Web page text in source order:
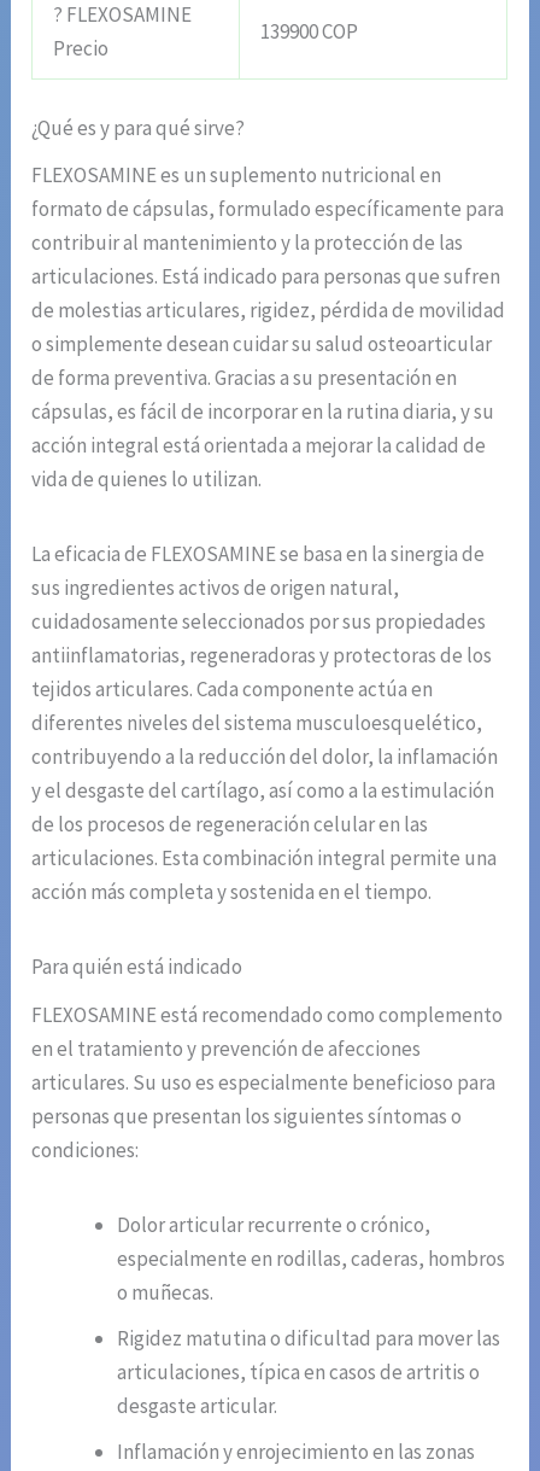
? FLEXOSAMINE
Precio
139900 COP
¿Qué es y para qué sirve?
FLEXOSAMINE es un suplemento nutricional en
formato de cápsulas, formulado específicamente para
contribuir al mantenimiento y la protección de las
articulaciones. Está indicado para personas que sufren
de molestias articulares, rigidez, pérdida de movilidad
o simplemente desean cuidar su salud osteoarticular
de forma preventiva. Gracias a su presentación en
cápsulas, es fácil de incorporar en la rutina diaria, y su
acción integral está orientada a mejorar la calidad de
vida de quienes lo utilizan.
La eficacia de FLEXOSAMINE se basa en la sinergia de
sus ingredientes activos de origen natural,
cuidadosamente seleccionados por sus propiedades
antiinflamatorias, regeneradoras y protectoras de los
tejidos articulares. Cada componente actúa en
diferentes niveles del sistema musculoesquelético,
contribuyendo a la reducción del dolor, la inflamación
y el desgaste del cartílago, así como a la estimulación
de los procesos de regeneración celular en las
articulaciones. Esta combinación integral permite una
acción más completa y sostenida en el tiempo.
Para quién está indicado
FLEXOSAMINE está recomendado como complemento
en el tratamiento y prevención de afecciones
articulares. Su uso es especialmente beneficioso para
personas que presentan los siguientes síntomas o
condiciones:
Dolor articular recurrente o crónico,
especialmente en rodillas, caderas, hombros
o muñecas.
Rigidez matutina o dificultad para mover las
articulaciones, típica en casos de artritis o
desgaste articular.
Inflamación y enrojecimiento en las zonas